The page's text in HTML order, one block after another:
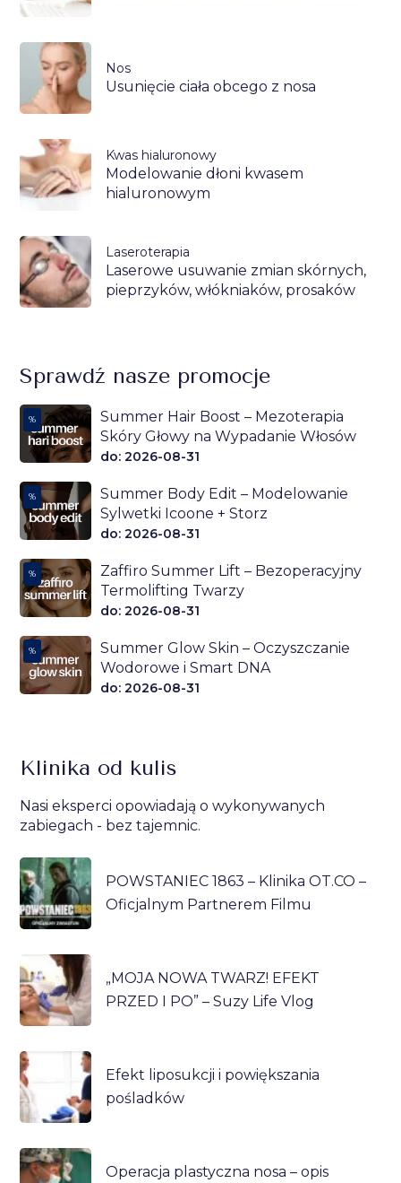
Nos
Usunięcie ciała obcego z nosa
Kwas hialuronowy
Modelowanie dłoni kwasem
hialuronowym
Laseroterapia
Laserowe usuwanie zmian skórnych,
pieprzyków, włókniaków, prosaków
Sprawdź nasze promocje
%
Summer Hair Boost – Mezoterapia
Skóry Głowy na Wypadanie Włosów
do: 2026-08-31
%
Summer Body Edit – Modelowanie
Sylwetki Icoone + Storz
do: 2026-08-31
%
Zaffiro Summer Lift – Bezoperacyjny
Termolifting Twarzy
do: 2026-08-31
%
Summer Glow Skin – Oczyszczanie
Wodorowe i Smart DNA
do: 2026-08-31
Klinika od kulis
Nasi eksperci opowiadają o wykonywanych
zabiegach - bez tajemnic.
POWSTANIEC 1863 – Klinika OT.CO –
Oficjalnym Partnerem Filmu
„MOJA NOWA TWARZ! EFEKT
PRZED I PO” – Suzy Life Vlog
Efekt liposukcji i powiększania
pośladków
Operacja plastyczna nosa – opis